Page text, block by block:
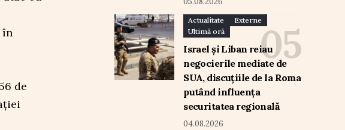
în
de
Actualitate
Externe
Ultimă oră
Israel și Liban reiau
negocierile mediate de
SUA, discuțiile de la Roma
putând influența
securitatea regională
04.08.2026